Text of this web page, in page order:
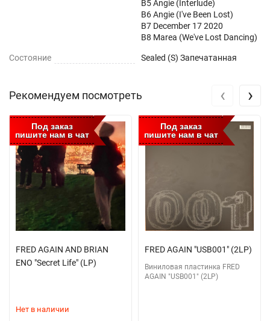
B5 Angie (Interlude)
B6 Angie (I've Been Lost)
B7 December 17 2020
B8 Marea (We've Lost Dancing)
Состояние Sealed (S) Запечатанная
Рекомендуем посмотреть
Под заказ
пишите нам в чат
FRED AGAIN AND BRIAN
ENO "Secret Life" (LP)
Нет в наличии
Под заказ
пишите нам в чат
FRED AGAIN "USB001" (2LP)
Виниловая пластинка FRED
AGAIN "USB001" (2LP)
‹ ›